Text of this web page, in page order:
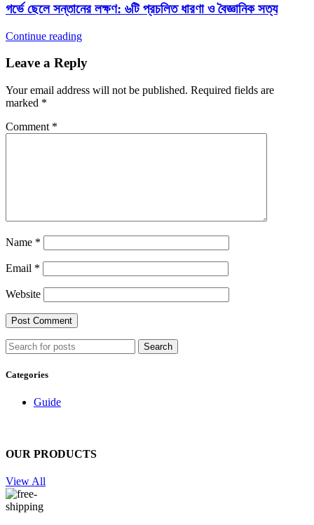
গর্ভে ছেলে সন্তানের লক্ষণ: ৬টি প্রচলিত ধারণা ও বৈজ্ঞানিক সত্য
Continue reading
Leave a Reply
Your email address will not be published. Required fields are
marked *
Comment *
Name *
Email *
Website
Search
Categories
Guide
OUR PRODUCTS
View All